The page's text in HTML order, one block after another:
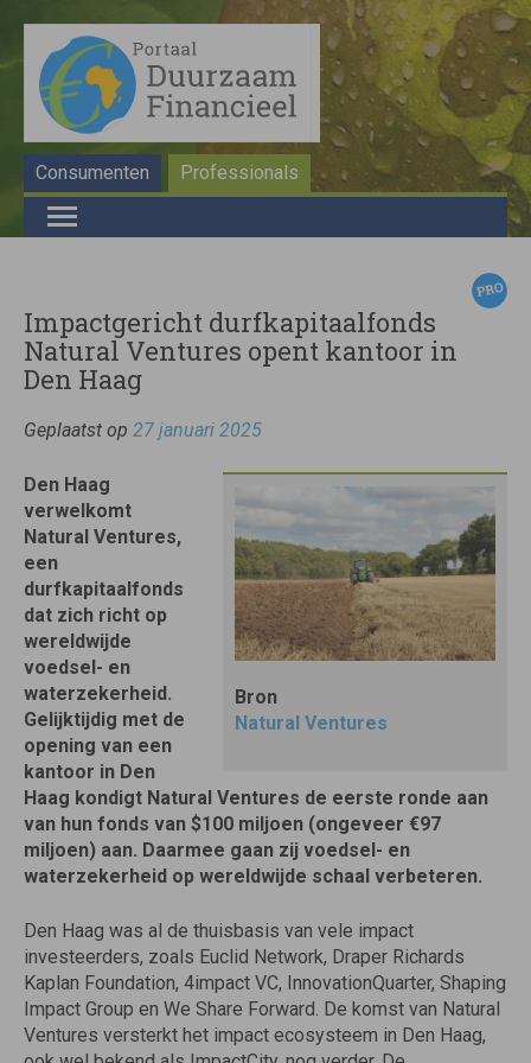
Consumenten Professionals
Impactgericht durfkapitaalfonds
Natural Ventures opent kantoor in
Den Haag
Geplaatst op 27 januari 2025
Bron
Natural Ventures
Den Haag
verwelkomt
Natural Ventures,
een
durfkapitaalfonds
dat zich richt op
wereldwijde
voedsel- en
waterzekerheid.
Gelijktijdig met de
opening van een
kantoor in Den
Haag kondigt Natural Ventures de eerste ronde aan
van hun fonds van $100 miljoen (ongeveer €97
miljoen) aan. Daarmee gaan zij voedsel- en
waterzekerheid op wereldwijde schaal verbeteren.
Den Haag was al de thuisbasis van vele impact
investeerders, zoals Euclid Network, Draper Richards
Kaplan Foundation, 4impact VC, InnovationQuarter, Shaping
Impact Group en We Share Forward. De komst van Natural
Ventures versterkt het impact ecosysteem in Den Haag,